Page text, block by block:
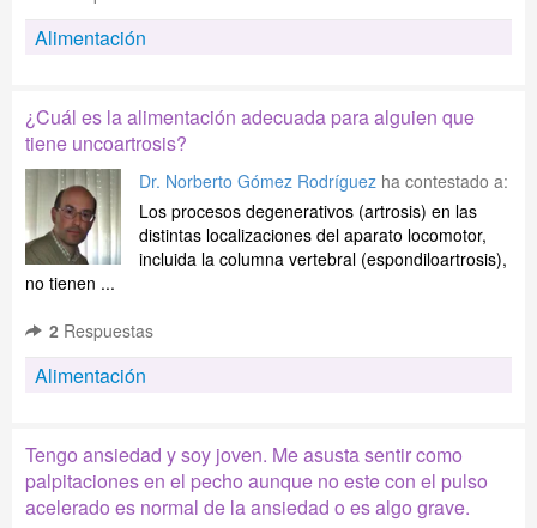
Alimentación
¿Cuál es la alimentación adecuada para alguien que
tiene uncoartrosis?
Dr. Norberto Gómez Rodríguez ha contestado a:
Los procesos degenerativos (artrosis) en las
distintas localizaciones del aparato locomotor,
incluida la columna vertebral (espondiloartrosis),
no tienen ...
2 Respuestas
Alimentación
Tengo ansiedad y soy joven. Me asusta sentir como
palpitaciones en el pecho aunque no este con el pulso
acelerado es normal de la ansiedad o es algo grave.